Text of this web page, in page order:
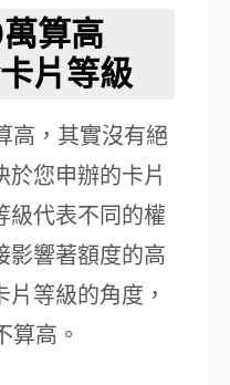
算高
片等級
高，其實沒有絕
於您申辦的卡片
級代表不同的權
影響著額度的高
等級的角度，
算高。